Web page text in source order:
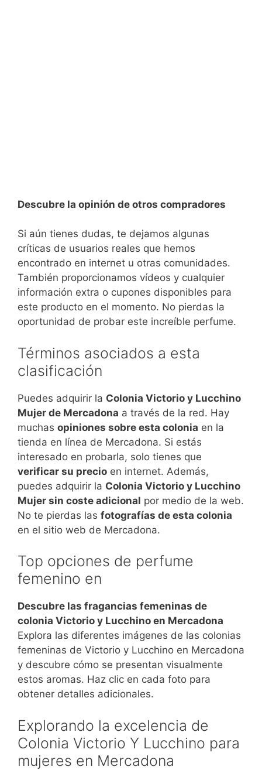
Descubre la opinión de otros compradores
Si aún tienes dudas, te dejamos algunas
críticas de usuarios reales que hemos
encontrado en internet u otras comunidades.
También proporcionamos vídeos y cualquier
información extra o cupones disponibles para
este producto en el momento. No pierdas la
oportunidad de probar este increíble perfume.
Términos asociados a esta
clasificación
Puedes adquirir la Colonia Victorio y Lucchino
Mujer de Mercadona a través de la red. Hay
muchas opiniones sobre esta colonia en la
tienda en línea de Mercadona. Si estás
interesado en probarla, solo tienes que
verificar su precio en internet. Además,
puedes adquirir la Colonia Victorio y Lucchino
Mujer sin coste adicional por medio de la web.
No te pierdas las fotografías de esta colonia
en el sitio web de Mercadona.
Top opciones de perfume
femenino en
Descubre las fragancias femeninas de
colonia Victorio y Lucchino en Mercadona
Explora las diferentes imágenes de las colonias
femeninas de Victorio y Lucchino en Mercadona
y descubre cómo se presentan visualmente
estos aromas. Haz clic en cada foto para
obtener detalles adicionales.
Explorando la excelencia de
Colonia Victorio Y Lucchino para
mujeres en Mercadona